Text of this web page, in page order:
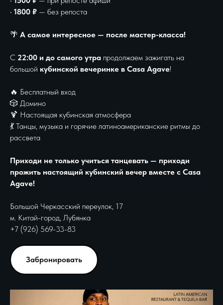
• 1800 ₽ — без репоста
🌴 А самое интересное — после мастер-класса!
С 22:00 и до самого утра продолжаем зажигать на
большой кубинской вечеринке в Casa Agave!
🔥 Бесплатный вход
🎲 Домино
🍹 Настоящая кубинская атмосфера
💃 Танцы, музыка и горячие латиноамериканские ритмы до
рассвета
Приходи не только учиться танцевать — приходи
прожить настоящий кубинский вечер вместе с Casa
Agave!
Большой Черкасский переулок, 17
м. Китай-город, Лубянка
+7 (926) 569-33-83
Забронировать